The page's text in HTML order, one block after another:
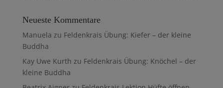
Neueste Kommentare
Manuela zu Feldenkrais Übung: Kiefer – der kleine
Buddha
Kay Uwe Kurth zu Feldenkrais Übung: Knöchel – der
kleine Buddha